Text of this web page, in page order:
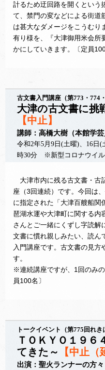
計るため迂回路を開くという
て、禁門の変などによる街道
は甚大なダメージをこうむり
有り様を、『大津御用米会所
かにしていきます。〔定員100
古文書入門講座（第773・774
大津の古文書に挑
【中止】
講師：高橋大樹（本館学
令和2年5月9日(土曜)、16
時30分 ※新型コロナウイル
大津市内に残る古文書・古
座（3回連続）です。今回は
に指定された「大津百艘船関
琶湖水運や大津町に関する内
さんとご一緒にくずし字読解
文書に慣れ親しみたい、読ん
入門講座です。古文書の見方
す。
※連続講座ですが、1回のみ
員100名〕
トークイベント（第775回れき
ＴＯＫＹＯ１９６
てきた～
【中止（
出演：聖火ランナーの方